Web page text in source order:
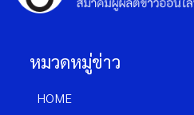
หมวดหมู่ข่าว
HOME